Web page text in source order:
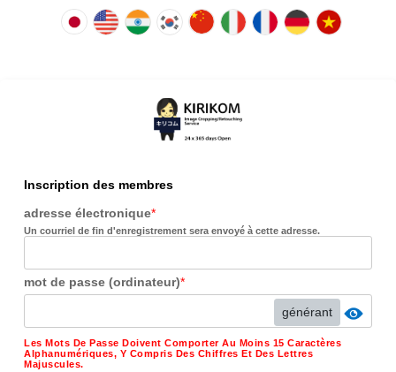
Inscription des membres
adresse électronique*
Un courriel de fin d'enregistrement sera envoyé à cette adresse.
mot de passe (ordinateur)*
générant
Les Mots De Passe Doivent Comporter Au Moins 15 Caractères
Alphanumériques, Y Compris Des Chiffres Et Des Lettres
Majuscules.